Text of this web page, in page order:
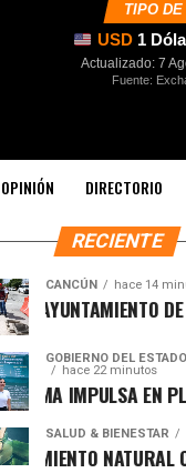
TIPO
USD 1
Actualizado: 7
Fuente:
OPINIÓN DIRECTORIO
RECIENTE
CANCÚN hace 14
DE
GOBIERNO DEL ESTADO
hace 22 minutos
IMPULSA EN PLAYA
SALUD & BIENESTAR
NATURAL CON